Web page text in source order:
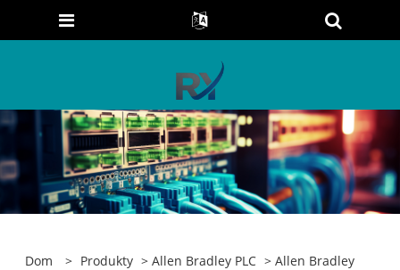
Dom > Produkty >Allen Bradley PLC > Allen Bradley